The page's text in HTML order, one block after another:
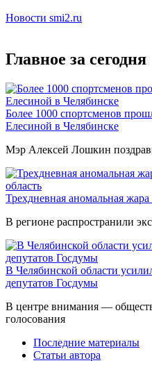
Новости smi2.ru
Главное за сегодня
Более 1000 спортсменов
Елесиной в Челябинске
Мэр Алексей Лошкин
Трехдневная аномальная
В регионе распространили
В Челябинской области
депутатов Госдумы
В центре внимания —
голосования
Последние материалы
Статьи автора